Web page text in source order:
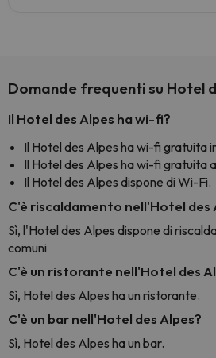
Domande frequenti su Hotel
Il Hotel des Alpes ha wi-fi?
Il Hotel des Alpes ha wi-fi gratuita
Il Hotel des Alpes ha wi-fi gratuita
Il Hotel des Alpes dispone di Wi-Fi.
C'è riscaldamento nell'Hotel des
Sì, l'Hotel des Alpes dispone di
comuni
C'è un ristorante nell'Hotel des
Sì, Hotel des Alpes ha un ristorante.
C'è un bar nell'Hotel des Alpes?
Sì, Hotel des Alpes ha un bar.